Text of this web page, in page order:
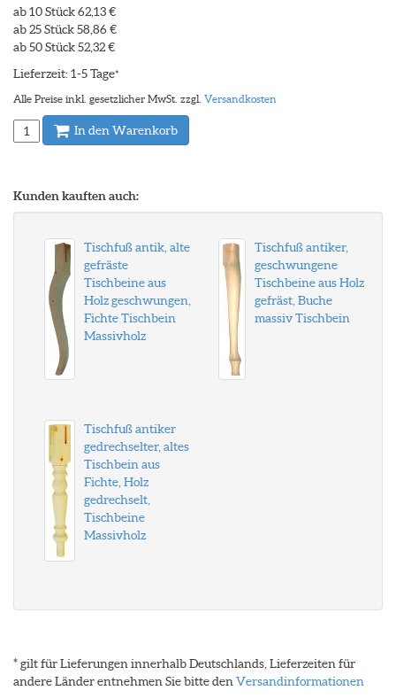
ab 10 Stück 62,13 €
ab 25 Stück 58,86 €
ab 50 Stück 52,32 €
Lieferzeit: 1-5 Tage*
Alle Preise inkl. gesetzlicher MwSt. zzgl. Versandkosten
In den Warenkorb
Kunden kauften auch:
Tischfuß antik, alte
gefräste
Tischbeine aus
Holz geschwungen,
Fichte Tischbein
Massivholz
Tischfuß antiker,
geschwungene
Tischbeine aus Holz
gefräst, Buche
massiv Tischbein
Tischfuß antiker
gedrechselter, altes
Tischbein aus
Fichte, Holz
gedrechselt,
Tischbeine
Massivholz
* gilt für Lieferungen innerhalb Deutschlands, Lieferzeiten für
andere Länder entnehmen Sie bitte den Versandinformationen